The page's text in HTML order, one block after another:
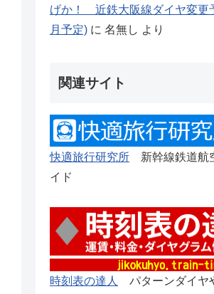
げか！ 近鉄大阪線ダイヤ変更
月予定) に 名無し より
関連サイト
快適旅行研究所 新幹線鉄道航
イド
時刻表の達人 パターンダイヤ